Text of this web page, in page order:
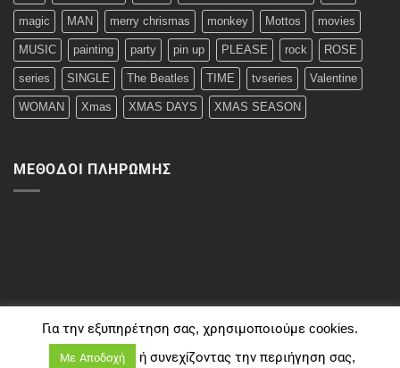
magic MAN merry chrismas monkey Mottos movies
MUSIC painting party pin up PLEASE rock ROSE
series SINGLE The Beatles TIME tvseries Valentine
WOMAN Xmas XMAS DAYS XMAS SEASON
ΜΈΘΟΔΟΙ ΠΛΗΡΩΜΉΣ
Για την εξυπηρέτηση σας, χρησιμοποιούμε cookies.
Με Αποδοχή ή συνεχίζοντας την περιήγηση σας,